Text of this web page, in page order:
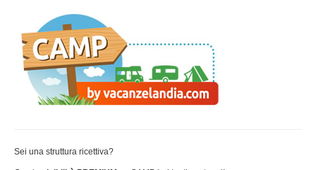
Sei una struttura ricettiva?